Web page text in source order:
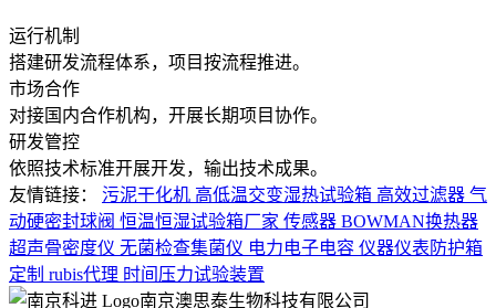
运行机制
搭建研发流程体系，项目按流程推进。
市场合作
对接国内合作机构，开展长期项目协作。
研发管控
依照技术标准开展开发，输出技术成果。
友情链接：
污泥干化机 高低温交变湿热试验箱 高效过滤器 气
动硬密封球阀 恒温恒湿试验箱厂家 传感器 BOWMAN换热器
超声骨密度仪 无菌检查集菌仪 电力电子电容 仪器仪表防护箱
定制 rubis代理 时间压力试验装置
南京澳思泰生物科技有限公司